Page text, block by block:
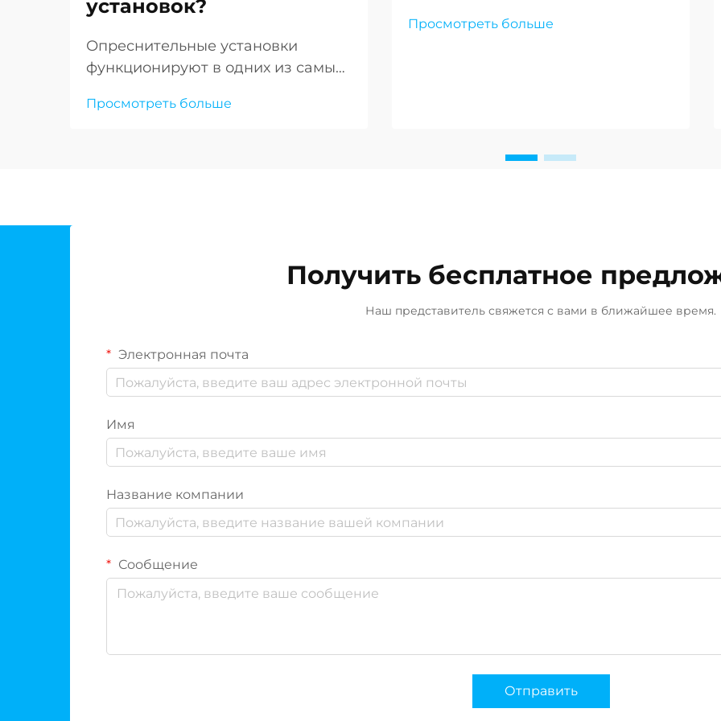
установок?
Опреснительные установки
функционируют в одних из самых
только можно себе представить:
требованием для обеспечения
Просмотреть больше
использовании: высокое
Просмотреть больше
Получить бесплатное
Наш представитель свяжется с вами в ближайшее время.
Электронная почта
Имя
Название компании
Сообщение
Отправить